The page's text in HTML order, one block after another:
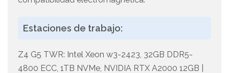
Estaciones de trabajo:
Z4 G5 TWR: Intel Xeon w3-2423, 32GB DDR5-
4800 ECC, 1TB NVMe, NVIDIA RTX A2000 12GB |